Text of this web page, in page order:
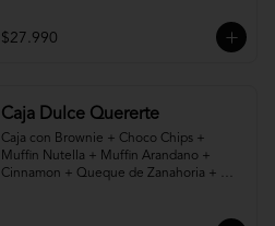
$27.990
Caja Dulce Quererte
Caja con Brownie + Choco Chips +
Muffin Nutella + Muffin Arandano +
Cinnamon + Queque de Zanahoria +